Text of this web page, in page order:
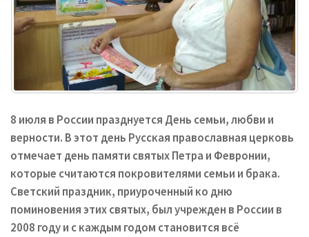
8 июля в России празднуется День семьи, любви и
верности. В этот день Русская православная церковь
отмечает день памяти святых Петра и Февронии,
которые считаются покровителями семьи и брака.
Светский праздник, приуроченный ко дню
поминовения этих святых, был учрежден в России в
2008 году и с каждым годом становится всё